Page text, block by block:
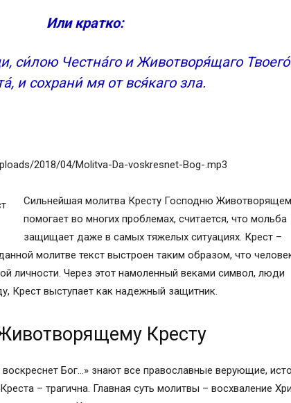
Или кратко:
си́лою Честна́го и Животворя́щаго Твоего́
и сохрани́ мя от вся́каго зла.
2018/04/Molitva-Da-voskresnet-Bog-.mp3
Сильнейшая молитва Кресту Господню
помогает во многих проблемах, считается, что мольба
защищает даже в самых тяжелых ситуациях. Крест –
молитве текст выстроен таким образом, что
личности. Через этот намоленный веками символ, люди
Крест выступает как надежный защитник.
Кресту
Бог…» знают все православные верующие,
– трагична. Главная суть молитвы – восхваление